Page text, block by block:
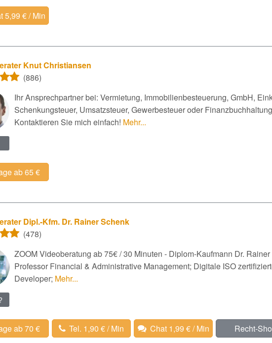
5,99 € / Min
Knut Christiansen
(886)
ab 65 €
Ihr Ansprechpartner bei: Vermietung, Immobilienbesteuerung, GmbH,
Schenkungsteuer, Umsatzsteuer, Gewerbesteuer oder
Kontaktieren Sie mich einfach! Mehr...
Dipl.-Kfm. Dr. Rainer Schenk
(478)
ab 70 € Tel. 1,90 € / Min Chat 1,99 € / Min Recht-
ZOOM Videoberatung ab 75€ / 30 Minuten - Diplom-Kaufmann Dr.
Professor Financial & Administrative Management; Digitale ISO
Developer; Mehr...